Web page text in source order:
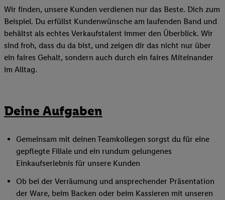
Wir finden, unsere Kunden verdienen nur das Beste. Dich zum
Beispiel. Du erfüllst Kundenwünsche am laufenden Band und
behältst als echtes Verkaufstalent immer den Überblick. Wir
sind froh, dass du da bist, und zeigen dir das nicht nur über
ein faires Gehalt, sondern auch durch ein faires Miteinander
im Alltag.
Deine Aufgaben
Gemeinsam mit deinen Teamkollegen sorgst du für eine
gepflegte Filiale und ein rundum gelungenes
Einkaufserlebnis für unsere Kunden
Ob bei der Verräumung und ansprechender Präsentation
der Ware, beim Backen oder beim Kassieren mit unseren